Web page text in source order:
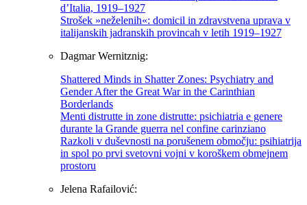
d’Italia, 1919–1927
Strošek »neželenih«: domicil in zdravstvena uprava v
italijanskih jadranskih provincah v letih 1919–1927
Dagmar Wernitznig:
Shattered Minds in Shatter Zones: Psychiatry and
Gender After the Great War in the Carinthian
Borderlands
Menti distrutte in zone distrutte: psichiatria e genere
durante la Grande guerra nel confine carinziano
Razkoli v duševnosti na porušenem območju: psihiatrija
in spol po prvi svetovni vojni v koroškem obmejnem
prostoru
Jelena Rafailović: